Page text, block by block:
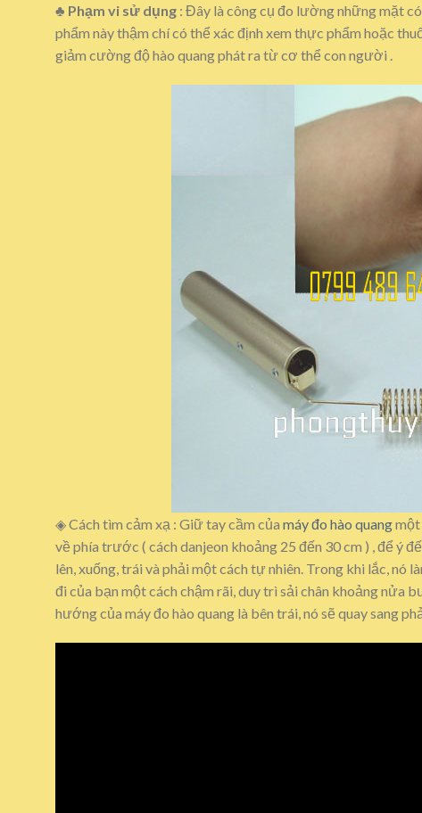
♣ Phạm vi sử dụng : Đây là công cụ đo lường những mặt
phẩm này thậm chí có thể xác định xem thực phẩm hoặc
giảm cường độ hào quang phát ra từ cơ thể con người .
◈ Cách tìm cảm xạ : Giữ tay cầm của máy đo hào quangmột
về phía trước ( cách danjeon khoảng 25 đến 30 cm ) , để ý
lên, xuống, trái và phải một cách tự nhiên. Trong khi lắc, nó
đi của bạn một cách chậm rãi, duy trì sải chân khoảng nửa
hướng của máy đo hào quang là bên trái, nó sẽ quay sang